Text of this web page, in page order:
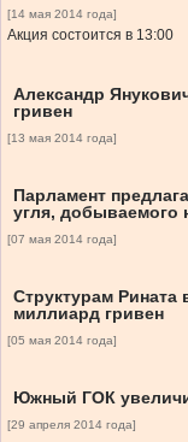
[14 мая 2014 года]
Акция состоится в 13:00
Александр
гривен
[13 мая 2014 года]
Парламент
угля, добываемого
[07 мая 2014 года]
Структурам
миллиард гривен
[05 мая 2014 года]
Южный ГОК
[29 апреля 2014 года]